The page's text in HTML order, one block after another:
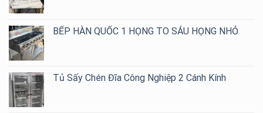
Quán
BẾP HÀN QUỐC 1 HỌNG TO SÁU HỌNG NHỎ
Tủ Sấy Chén Đĩa Công Nghiệp 2 Cánh Kính